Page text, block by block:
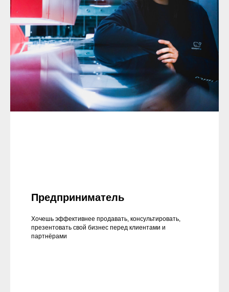
Предприниматель
Хочешь эффективнее продавать, консультировать,
презентовать свой бизнес перед клиентами и
партнёрами